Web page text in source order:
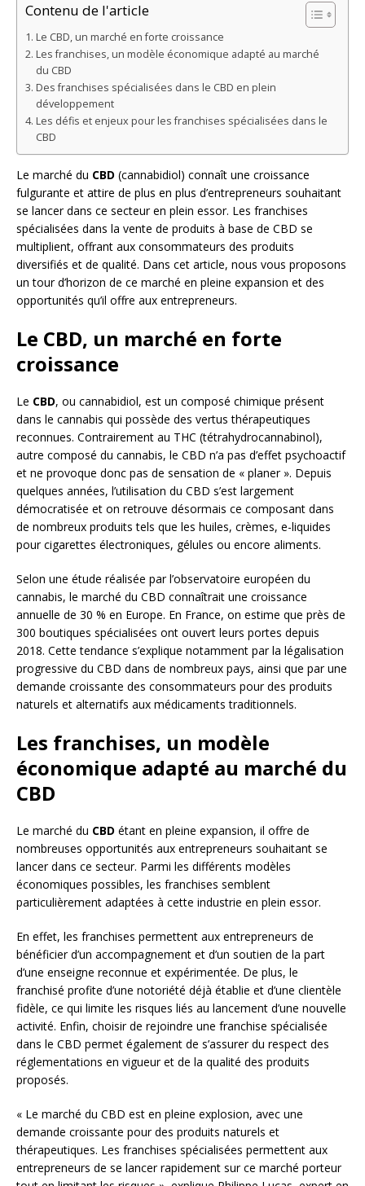
Contenu de l'article
Le CBD, un marché en forte croissance
Les franchises, un modèle économique adapté au marché
du CBD
Des franchises spécialisées dans le CBD en plein
développement
Les défis et enjeux pour les franchises spécialisées dans le
CBD
Le marché du CBD (cannabidiol) connaît une croissance
fulgurante et attire de plus en plus d’entrepreneurs souhaitant
se lancer dans ce secteur en plein essor. Les franchises
spécialisées dans la vente de produits à base de CBD se
multiplient, offrant aux consommateurs des produits
diversifiés et de qualité. Dans cet article, nous vous proposons
un tour d’horizon de ce marché en pleine expansion et des
opportunités qu’il offre aux entrepreneurs.
Le CBD, un marché en forte
croissance
Le CBD, ou cannabidiol, est un composé chimique présent
dans le cannabis qui possède des vertus thérapeutiques
reconnues. Contrairement au THC (tétrahydrocannabinol),
autre composé du cannabis, le CBD n’a pas d’effet psychoactif
et ne provoque donc pas de sensation de « planer ». Depuis
quelques années, l’utilisation du CBD s’est largement
démocratisée et on retrouve désormais ce composant dans
de nombreux produits tels que les huiles, crèmes, e-liquides
pour cigarettes électroniques, gélules ou encore aliments.
Selon une étude réalisée par l’observatoire européen du
cannabis, le marché du CBD connaîtrait une croissance
annuelle de 30 % en Europe. En France, on estime que près de
300 boutiques spécialisées ont ouvert leurs portes depuis
2018. Cette tendance s’explique notamment par la légalisation
progressive du CBD dans de nombreux pays, ainsi que par une
demande croissante des consommateurs pour des produits
naturels et alternatifs aux médicaments traditionnels.
Les franchises, un modèle
économique adapté au marché du
CBD
Le marché du CBD étant en pleine expansion, il offre de
nombreuses opportunités aux entrepreneurs souhaitant se
lancer dans ce secteur. Parmi les différents modèles
économiques possibles, les franchises semblent
particulièrement adaptées à cette industrie en plein essor.
En effet, les franchises permettent aux entrepreneurs de
bénéficier d’un accompagnement et d’un soutien de la part
d’une enseigne reconnue et expérimentée. De plus, le
franchisé profite d’une notoriété déjà établie et d’une clientèle
fidèle, ce qui limite les risques liés au lancement d’une nouvelle
activité. Enfin, choisir de rejoindre une franchise spécialisée
dans le CBD permet également de s’assurer du respect des
réglementations en vigueur et de la qualité des produits
proposés.
« Le marché du CBD est en pleine explosion, avec une
demande croissante pour des produits naturels et
thérapeutiques. Les franchises spécialisées permettent aux
entrepreneurs de se lancer rapidement sur ce marché porteur